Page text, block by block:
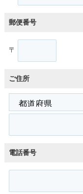
郵便番号
〒
ご住所
電話番号